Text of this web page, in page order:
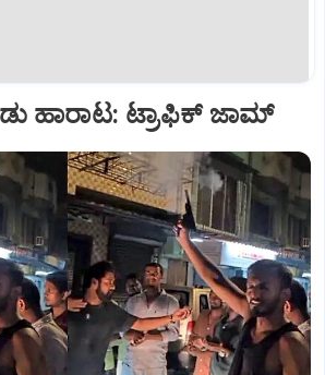
ಹಾರಾಟ: ಟ್ರಾಫಿಕ್‌ ಜಾಮ್